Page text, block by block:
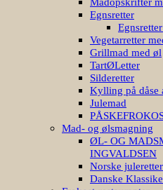
Egnsretter
Vegetarretter
Grillmad med øl
TartØLetter
Silderetter
Kylling på dåse
Julemad
Mad- og ølsmagning
ØL- OG
INGVALDSEN
Norske juleretter
Danske